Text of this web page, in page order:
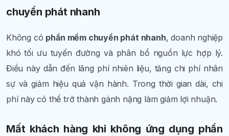
chuyển phát nhanh
Không có phần mềm chuyển phát nhanh, doanh nghiệp
khó tối ưu tuyến đường và phân bổ nguồn lực hợp lý.
Điều này dẫn đến lãng phí nhiên liệu, tăng chi phí nhân
sự và giảm hiệu quả vận hành. Trong thời gian dài, chi
phí này có thể trở thành gánh nặng làm giảm lợi nhuận.
Mất khách hàng khi không ứng dụng phần